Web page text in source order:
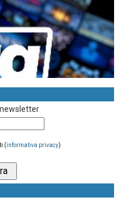
(informativa privacy)